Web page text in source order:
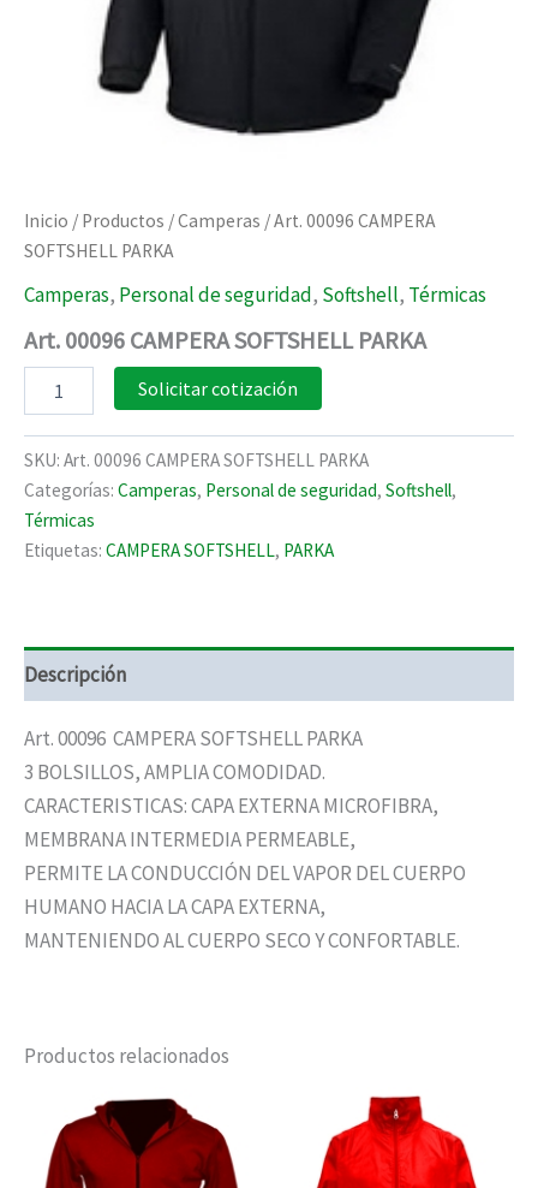
Inicio / Productos /Camperas / Art. 00096 CAMPERA
SOFTSHELL PARKA
Camperas, Personal de seguridad, Softshell, Térmicas
Art. 00096 CAMPERA SOFTSHELL PARKA
00096
SOFTSHELL
PARKA
cantidad
Solicitar cotización
SKU: Art. 00096 CAMPERA SOFTSHELL PARKA
Categorías: Camperas, Personal de seguridad, Softshell,
Térmicas
Etiquetas: CAMPERA SOFTSHELL, PARKA
Descripción
Art. 00096 CAMPERA SOFTSHELL PARKA
3 BOLSILLOS, AMPLIA COMODIDAD.
CARACTERISTICAS: CAPA EXTERNA MICROFIBRA,
MEMBRANA INTERMEDIA PERMEABLE,
PERMITE LA CONDUCCIÓN DEL VAPOR DEL CUERPO
HUMANO HACIA LA CAPA EXTERNA,
MANTENIENDO AL CUERPO SECO Y CONFORTABLE.
Productos relacionados